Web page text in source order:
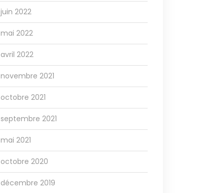
juin 2022
mai 2022
avril 2022
novembre 2021
octobre 2021
septembre 2021
mai 2021
octobre 2020
décembre 2019